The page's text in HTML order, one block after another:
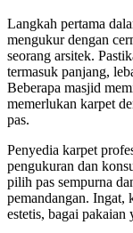
Langkah pertama
mengukur dengan
seorang arsitek.
termasuk panjang,
Beberapa masjid
memerlukan karpet
pas.
Penyedia karpet
pengukuran dan
pilih pas sempurna
pemandangan. Ingat,
estetis, bagai pakaian